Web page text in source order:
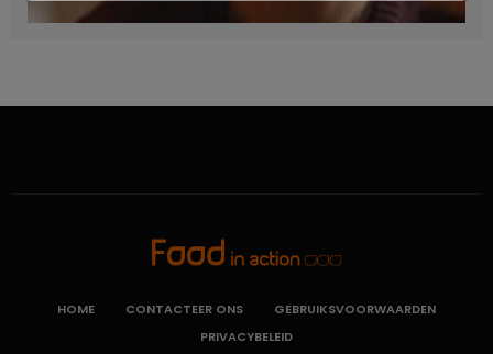
HOME CONTACTEER ONS
GEBRUIKSVOORWAARDEN
PRIVACYBELEID